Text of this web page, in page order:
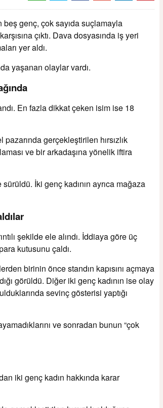
beş genç, çok sayıda suçlamayla
çıktı. Dava dosyasında iş yeri
yer aldı.
yaşanan olaylar vardı.
En fazla dikkat çeken isim ise 18
gerçekleştirilen hırsızlık
ve bir arkadaşına yönelik iftira
İki genç kadının ayrıca mağaza
şekilde ele alındı. İddiaya göre üç
kutusunu çaldı.
birinin önce standın kapısını açmaya
görüldü. Diğer iki genç kadının ise olay
sevinç gösterisi yaptığı
ve sonradan bunun “çok
iki genç kadın hakkında karar